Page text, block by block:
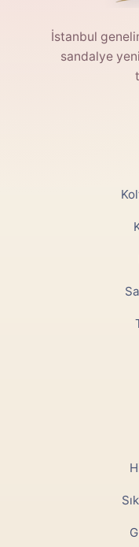
İstanbul
sandalye